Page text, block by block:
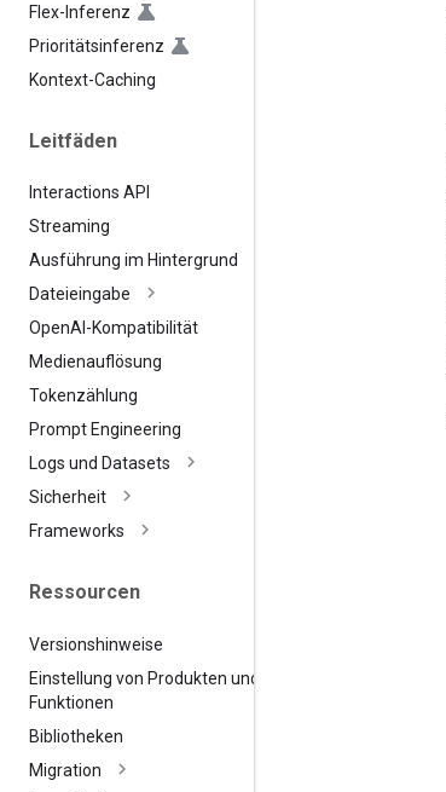
Flex-Inferenz
Prioritätsinferenz
Kontext-Caching
Leitfäden
Interactions API
Streaming
Ausführung im Hintergrund
Dateieingabe
OpenAI-Kompatibilität
Medienauflösung
Tokenzählung
Prompt Engineering
Logs und Datasets
Sicherheit
Frameworks
Ressourcen
Versionshinweise
Einstellung von Produkten und
Funktionen
Bibliotheken
Migration